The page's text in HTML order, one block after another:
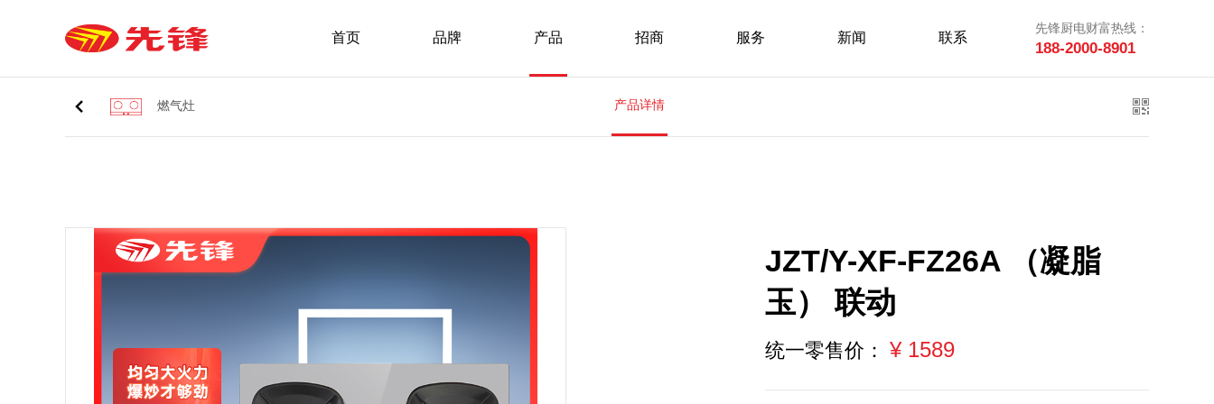
首页 品牌 产品 招商 服务 新闻 联系
先锋厨电财富热线：
188-2000-8901
燃气灶 产品详情
JZT/Y-XF-FZ26A （凝脂
玉） 联动
统一零售价： ¥ 1589